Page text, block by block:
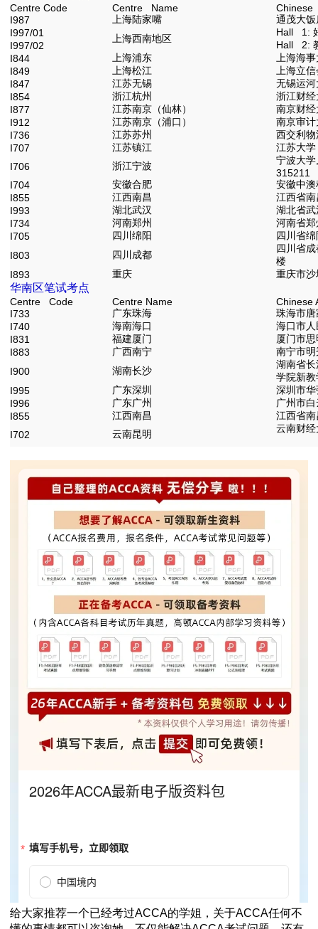
Centre Code Centre Name
Chinese
I987
上海陆家嘴
通茂大
I997/01
上海西南地区
Hall 1:
I997/02
Hall 2:
I844
上海浦东
上海海
I849
上海松江
上海立
I847
江苏无锡
无锡运
I854
浙江杭州
浙江财
I877
江苏南京（仙林）
南京财
I912
江苏南京（浦口）
南京审
I736
江苏苏州
西交利
I707
江苏镇江
江苏大
I706
浙江宁波
宁波大
315211
I704
安徽合肥
安徽中
I855
江西南昌
江西省
I993
湖北武汉
湖北省
I734
河南郑州
河南省
I705
四川绵阳
四川省
I803
四川成都
四川省
楼
I893
重庆 重庆市
华南区笔试考点
Centre Code Centre Name
Chinese
I733
广东珠海
珠海市
I740
海南海口
海口市
I831
福建厦门
厦门市
I883
广西南宁
南宁市
I900
湖南长沙
湖南省
学院新教
I995
广东深圳
深圳市
I996
广东广州
广州市
I855
江西南昌
江西省
I702
云南昆明 云南财
给大家推荐一个已经考过ACCA的学姐，关于ACCA任何不